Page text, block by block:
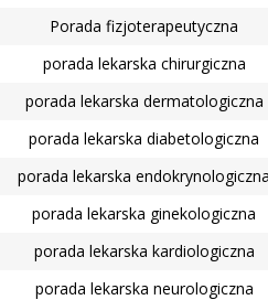
Porada fizjoterapeutyczna
porada lekarska chirurgiczna
porada lekarska dermatologiczna
porada lekarska diabetologiczna
porada lekarska endokrynologiczna
porada lekarska ginekologiczna
porada lekarska kardiologiczna
porada lekarska neurologiczna